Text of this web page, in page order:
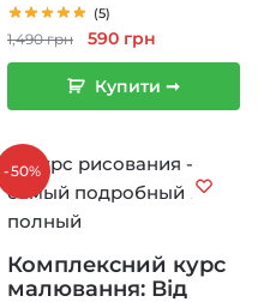
(5)
1,490грн
Оригінальна
ціна:
1,490 грн.
590 грн
ціна:
590 грн.
Купити ➞
-50%
Комплексний курс
малювання: Від